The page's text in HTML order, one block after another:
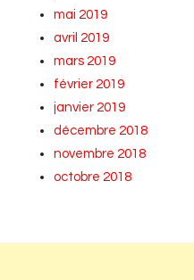
mai 2019
avril 2019
mars 2019
février 2019
janvier 2019
décembre 2018
novembre 2018
octobre 2018